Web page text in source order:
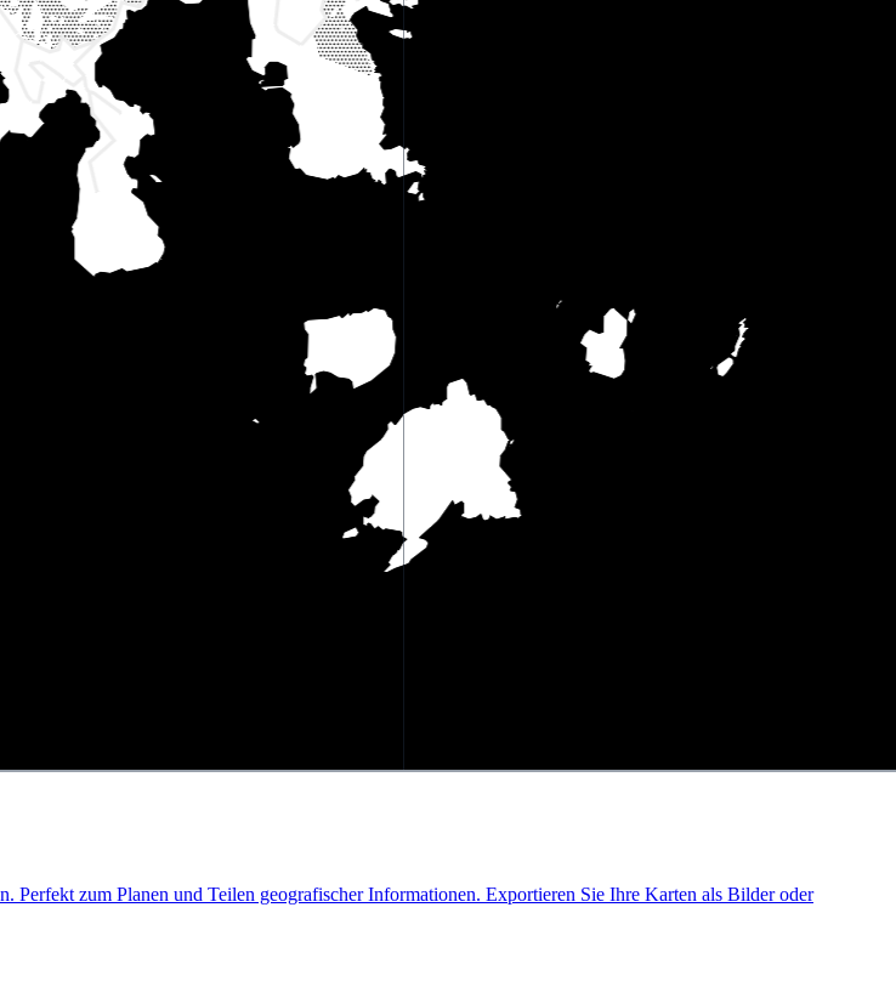
zum Planen und Teilen geografischer Informationen. Exportieren Sie Ihre Karten als Bilder oder